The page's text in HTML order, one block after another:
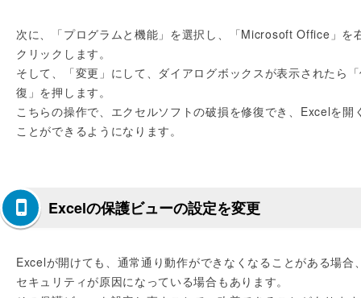
次に、「プログラムと機能」を選択し、「Microsoft Office」を
クリックします。
そして、「変更」にして、ダイアログボックスが表示されたら
復」を押します。
こちらの操作で、エクセルソフトの破損を修復でき、Excelを開
ことができるようになります。
Excelの保護ビューの設定を変更
Excelが開けても、通常通り動作ができなくなることがある場合
セキュリティが原因になっている場合もあります。